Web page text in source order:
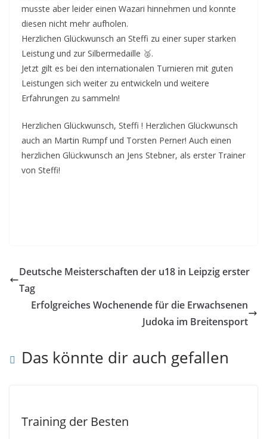
musste aber leider einen Wazari hinnehmen und konnte
diesen nicht mehr aufholen.
Herzlichen Glückwunsch an Steffi zu einer super starken
Leistung und zur Silbermedaille 🥈.
Jetzt gilt es bei den internationalen Turnieren mit guten
Leistungen sich weiter zu entwickeln und weitere
Erfahrungen zu sammeln!
Herzlichen Glückwunsch, Steffi ! Herzlichen Glückwunsch
auch an Martin Rumpf und Torsten Perner! Auch einen
herzlichen Glückwunsch an Jens Stebner, als erster Trainer
von Steffi!
Deutsche Meisterschaften der u18 in Leipzig erster
Tag
Erfolgreiches Wochenende für die Erwachsenen
Judoka im Breitensport
Das könnte dir auch gefallen
Training der Besten